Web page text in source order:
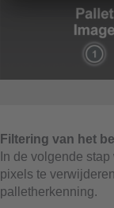
Filtering van het
In de volgende
pixels te
palletherkenning.